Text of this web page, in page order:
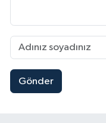
Gönder